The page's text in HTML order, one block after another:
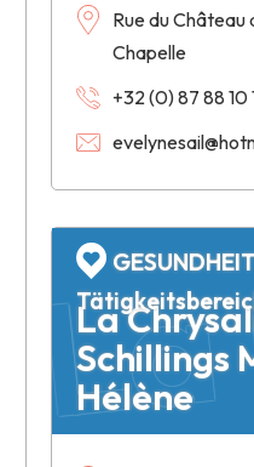
Rue du Château
Chapelle
+32 (0) 87 88 10
La
Schillings
Hélène